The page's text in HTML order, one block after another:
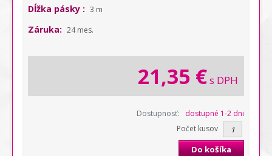
Dĺžka pásky : 3 m
Záruka: 24 mes.
21,35 €s DPH
Dostupnosť:
dostupné 1-2 dni
Počet kusov
Do košíka